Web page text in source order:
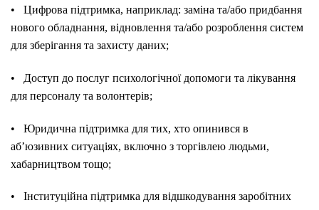
• Цифрова підтримка, наприклад: заміна та/або придбання
нового обладнання, відновлення та/або розроблення систем
для зберігання та захисту даних;
• Доступ до послуг психологічної допомоги та лікування
для персоналу та волонтерів;
• Юридична підтримка для тих, хто опинився в
аб’юзивних ситуаціях, включно з торгівлею людьми,
хабарництвом тощо;
• Інституційна підтримка для відшкодування заробітних